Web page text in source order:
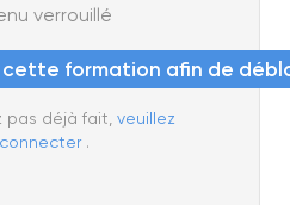
verrouillé
formation afin de
pas déjà fait, veuillez
.